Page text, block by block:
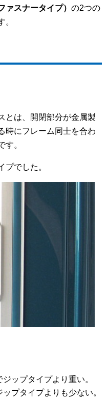
ァスナータイプ） の2つの
。
とは、開閉部分が金属製
時にフレーム同士を合わ
す。
プでした。
ップタイプより重い。
プタイプよりも少ない。